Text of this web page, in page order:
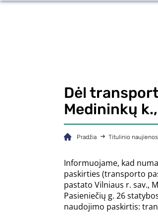
Dėl
Medininkų
Pradžia Titulinio naujienos
Informuojame, kad
paskirties (transporto
pastato Vilniaus r. sav.,
Pasieniečių g. 26
naudojimo paskirtis: